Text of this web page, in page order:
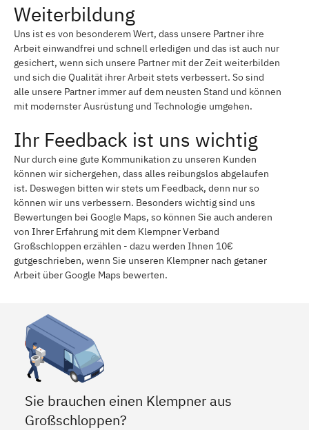
Weiterbildung
Uns ist es von besonderem Wert, dass unsere Partner ihre
Arbeit einwandfrei und schnell erledigen und das ist auch nur
gesichert, wenn sich unsere Partner mit der Zeit weiterbilden
und sich die Qualität ihrer Arbeit stets verbessert. So sind
alle unsere Partner immer auf dem neusten Stand und können
mit modernster Ausrüstung und Technologie umgehen.
Ihr Feedback ist uns wichtig
Nur durch eine gute Kommunikation zu unseren Kunden
können wir sichergehen, dass alles reibungslos abgelaufen
ist. Deswegen bitten wir stets um Feedback, denn nur so
können wir uns verbessern. Besonders wichtig sind uns
Bewertungen bei Google Maps, so können Sie auch anderen
von Ihrer Erfahrung mit dem Klempner Verband
Großschloppen erzählen - dazu werden Ihnen 10€
gutgeschrieben, wenn Sie unseren Klempner nach getaner
Arbeit über Google Maps bewerten.
Sie brauchen einen Klempner aus
Großschloppen?